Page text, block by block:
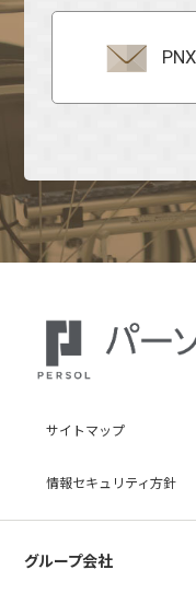
サイトマップ
情報セキュリティ方針
グループ会社